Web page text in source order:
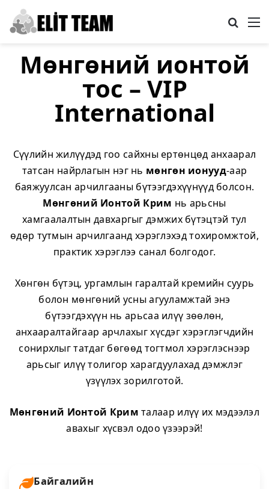
Мөнгөний ионтой
тос – VIP
International
Сүүлийн жилүүдэд гоо сайхны ертөнцөд анхаарал
татсан найрлагын нэг нь мөнгөн ионууд-аар
баяжуулсан арчилгааны бүтээгдэхүүнүүд болсон.
Мөнгөний Ионтой Крим нь арьсны
хамгаалалтын давхаргыг дэмжих бүтэцтэй тул
өдөр тутмын арчилгаанд хэрэглэхэд тохиромжтой,
практик хэрэглээ санал болгодог.
Хөнгөн бүтэц, ургамлын гаралтай кремийн суурь
болон мөнгөний усны агууламжтай энэ
бүтээгдэхүүн нь арьсаа илүү зөөлөн,
анхааралтайгаар арчлахыг хүсдэг хэрэглэгчдийн
сонирхлыг татдаг бөгөөд тогтмол хэрэглэснээр
арьсыг илүү толигор харагдуулахад дэмжлэг
үзүүлэх зорилготой.
Мөнгөний Ионтой Крим талаар илүү их мэдээлэл
авахыг хүсвэл одоо үзээрэй!
Байгалийн